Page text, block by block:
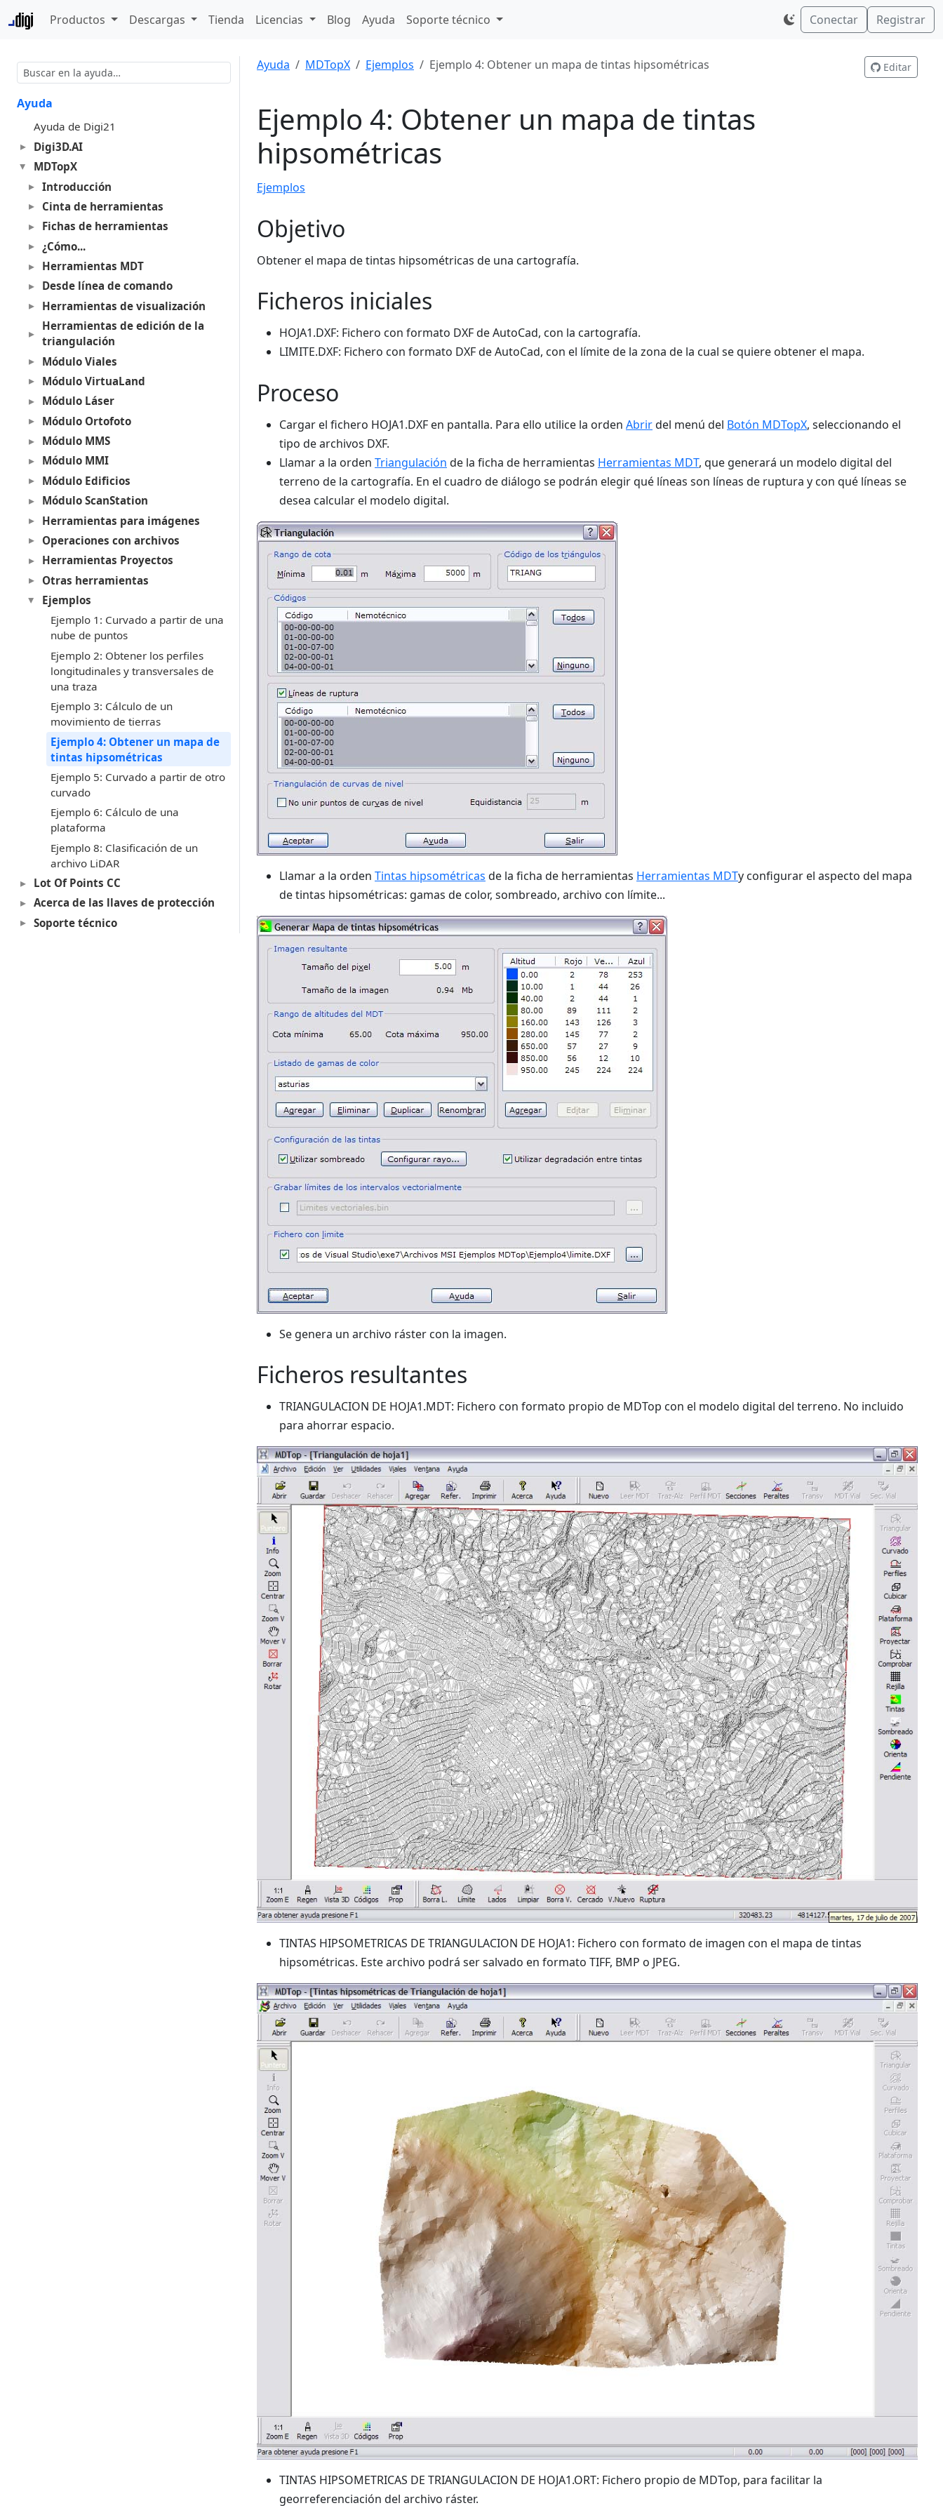
Productos Descargas Tienda Licencias Blog Ayuda Soporte técnico Conectar Registrar
Ayuda
Ayuda de Digi21
Digi3D.AI
MDTopX
Introducción
Cinta de herramientas
Fichas de herramientas
¿Cómo...
Herramientas MDT
Desde línea de comando
Herramientas de visualización
Herramientas de edición de la
triangulación
Módulo Viales
Módulo VirtuaLand
Módulo Láser
Módulo Ortofoto
Módulo MMS
Módulo MMI
Módulo Edificios
Módulo ScanStation
Herramientas para imágenes
Operaciones con archivos
Herramientas Proyectos
Otras herramientas
Ejemplos
Ejemplo 1: Curvado a partir de una
nube de puntos
Ejemplo 2: Obtener los perfiles
longitudinales y transversales de
una traza
Ejemplo 3: Cálculo de un
movimiento de tierras
Ejemplo 4: Obtener un mapa de
tintas hipsométricas
Ejemplo 5: Curvado a partir de otro
curvado
Ejemplo 6: Cálculo de una
plataforma
Ejemplo 8: Clasificación de un
archivo LiDAR
Lot Of Points CC
Acerca de las llaves de protección
Soporte técnico
Ayuda MDTopX Ejemplos Ejemplo 4: Obtener un mapa de tintas hipsométricas Editar
Ejemplo 4: Obtener un mapa de tintas
hipsométricas
Ejemplos
Objetivo
Obtener el mapa de tintas hipsométricas de una cartografía.
Ficheros iniciales
HOJA1.DXF: Fichero con formato DXF de AutoCad, con la cartografía.
LIMITE.DXF: Fichero con formato DXF de AutoCad, con el límite de la zona de la cual se quiere obtener el mapa.
Proceso
Cargar el fichero HOJA1.DXF en pantalla. Para ello utilice la orden Abrirdel menú del Botón MDTopX, seleccionando el
tipo de archivos DXF.
Llamar a la orden Triangulación de la ficha de herramientas Herramientas MDT, que generará un modelo digital del
terreno de la cartografía. En el cuadro de diálogo se podrán elegir qué líneas son líneas de ruptura y con qué líneas se
desea calcular el modelo digital.
Llamar a la orden Tintas hipsométricas de la ficha de herramientas Herramientas MDTy configurar el aspecto del mapa
de tintas hipsométricas: gamas de color, sombreado, archivo con límite...
Se genera un archivo ráster con la imagen.
Ficheros resultantes
TRIANGULACION DE HOJA1.MDT: Fichero con formato propio de MDTop con el modelo digital del terreno. No incluido
para ahorrar espacio.
TINTAS HIPSOMETRICAS DE TRIANGULACION DE HOJA1: Fichero con formato de imagen con el mapa de tintas
hipsométricas. Este archivo podrá ser salvado en formato TIFF, BMP o JPEG.
TINTAS HIPSOMETRICAS DE TRIANGULACION DE HOJA1.ORT: Fichero propio de MDTop, para facilitar la
georreferenciación del archivo ráster.